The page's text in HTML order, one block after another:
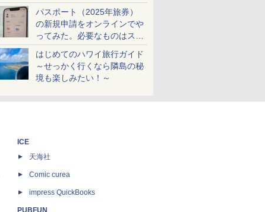
配・来場前に必要な準備は？
パスポート（2025年旅券）
の新規申請をオンラインでや
ってみた。必要なものはスマ
ホとマイナカードのみ
はじめてのハワイ旅行ガイド
～せっかく行くなら隣島の秘
境も楽しみたい！～
ICE
天海社
Comic curea
impress QuickBooks
PUBFUN